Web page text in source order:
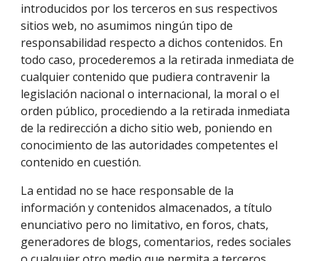
introducidos por los terceros en sus respectivos
sitios web, no asumimos ningún tipo de
responsabilidad respecto a dichos contenidos. En
todo caso, procederemos a la retirada inmediata de
cualquier contenido que pudiera contravenir la
legislación nacional o internacional, la moral o el
orden público, procediendo a la retirada inmediata
de la redirección a dicho sitio web, poniendo en
conocimiento de las autoridades competentes el
contenido en cuestión.
La entidad no se hace responsable de la
información y contenidos almacenados, a título
enunciativo pero no limitativo, en foros, chats,
generadores de blogs, comentarios, redes sociales